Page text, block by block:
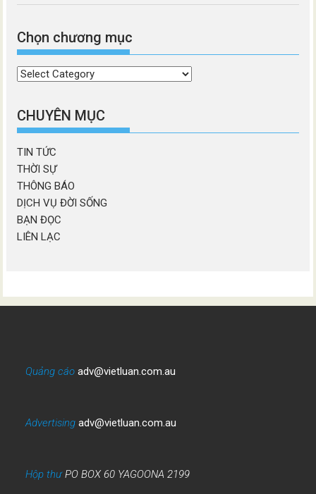
Chọn chương mục
Chọn
mục
CHUYÊN MỤC
TIN TỨC
THỜI SỰ
THÔNG BÁO
DỊCH VỤ ĐỜI SỐNG
BẠN ĐỌC
LIÊN LẠC
Quảng cáo adv@vietluan.com.au
Advertising adv@vietluan.com.au
Hộp thưPO BOX 60 YAGOONA 2199